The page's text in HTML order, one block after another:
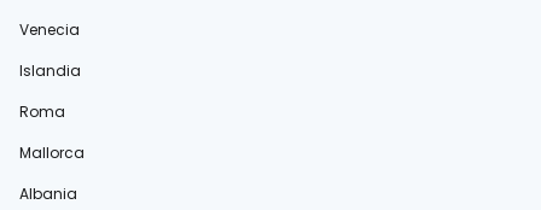
Venecia
Islandia
Roma
Mallorca
Albania